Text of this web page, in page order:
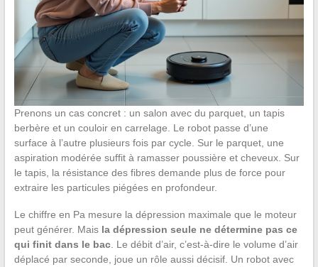
Prenons un cas concret : un salon avec du parquet, un tapis
berbère et un couloir en carrelage. Le robot passe d’une
surface à l’autre plusieurs fois par cycle. Sur le parquet, une
aspiration modérée suffit à ramasser poussière et cheveux. Sur
le tapis, la résistance des fibres demande plus de force pour
extraire les particules piégées en profondeur.
Le chiffre en Pa mesure la dépression maximale que le moteur
peut générer. Mais la dépression seule ne détermine pas ce
qui finit dans le bac. Le débit d’air, c’est-à-dire le volume d’air
déplacé par seconde, joue un rôle aussi décisif. Un robot avec